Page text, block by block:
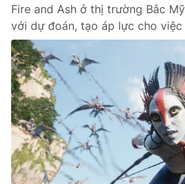
Fire and Ash ở thị trường Bắc
với dự đoán, tạo áp lực cho việc